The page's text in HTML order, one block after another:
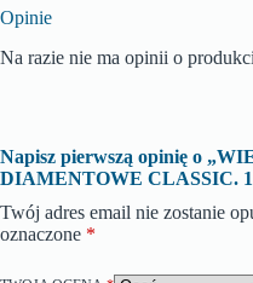
Opinie
Na razie nie ma opinii o
Napisz pierwszą opinię o
DIAMENTOWE CLASSIC.
Twój adres email nie zostanie
oznaczone *